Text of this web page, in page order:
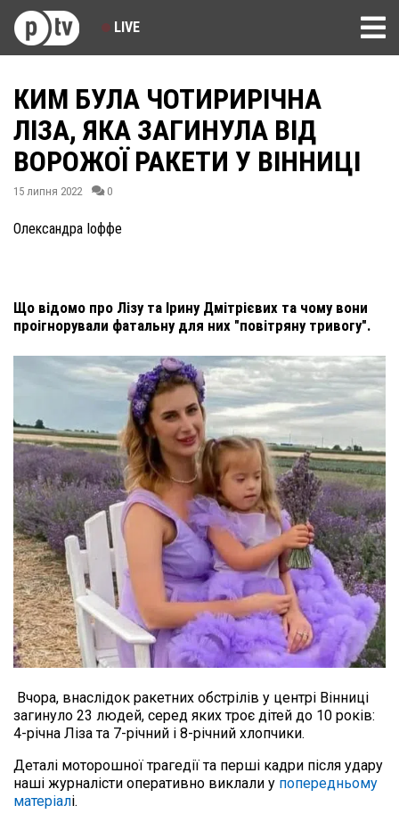
LIVE
КИМ БУЛА ЧОТИРИРІЧНА
ЛІЗА, ЯКА ЗАГИНУЛА ВІД
ВОРОЖОЇ РАКЕТИ У ВІННИЦІ
15 липня 2022 0
Олександра Іоффе
Що відомо про Лізу та Ірину Дмітрієвих та чому вони
проігнорували фатальну для них "повітряну тривогу".
Вчора, внаслідок ракетних обстрілів у центрі Вінниці
загинуло 23 людей, серед яких троє дітей до 10 років:
4-річна Ліза та 7-річний і 8-річний хлопчики.
Деталі моторошної трагедії та перші кадри після удару
наші журналісти оперативно виклали у попередньому
матеріалі.